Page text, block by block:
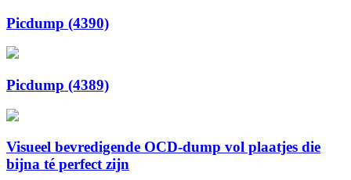
Picdump (4390)
Picdump (4389)
Visueel bevredigende OCD-dump vol plaatjes die
bijna té perfect zijn